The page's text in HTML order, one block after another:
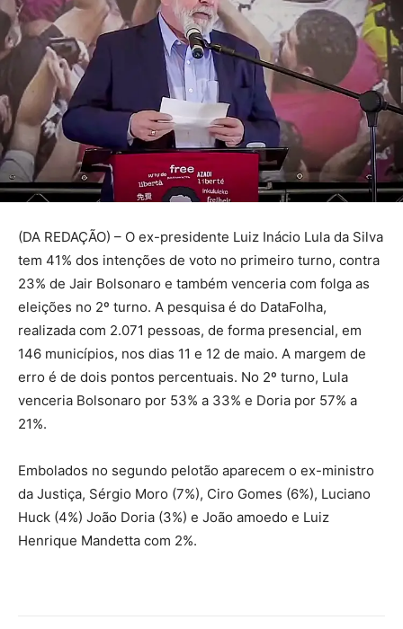
(DA REDAÇÃO) – O ex-presidente Luiz Inácio Lula da Silva
tem 41% dos intenções de voto no primeiro turno, contra
23% de Jair Bolsonaro e também venceria com folga as
eleições no 2º turno. A pesquisa é do DataFolha,
realizada com 2.071 pessoas, de forma presencial, em
146 municípios, nos dias 11 e 12 de maio. A margem de
erro é de dois pontos percentuais. No 2º turno, Lula
venceria Bolsonaro por 53% a 33% e Doria por 57% a
21%.
Embolados no segundo pelotão aparecem o ex-ministro
da Justiça, Sérgio Moro (7%), Ciro Gomes (6%), Luciano
Huck (4%) João Doria (3%) e João amoedo e Luiz
Henrique Mandetta com 2%.